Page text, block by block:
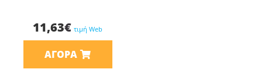
11,63€ τιμή Web
ΑΓΟΡΆ